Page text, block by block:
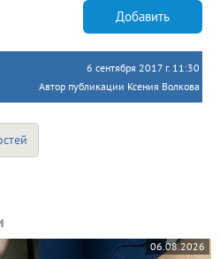
Добавить
6 сентября 2017 г. 11:30
Автор публикации Ксения Волкова
06.08.2026